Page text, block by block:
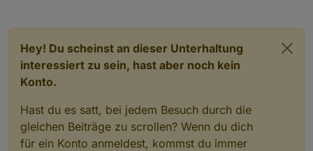
Hey! Du scheinst an dieser Unterhaltung
interessiert zu sein, hast aber noch kein
Konto.
Hast du es satt, bei jedem Besuch durch die
gleichen Beiträge zu scrollen? Wenn du dich
für ein Konto anmeldest, kommst du immer